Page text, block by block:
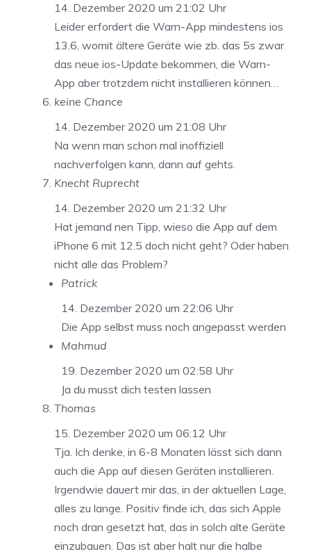
14. Dezember 2020 um 21:02 Uhr
Leider erfordert die Warn-App mindestens ios
13.6, womit ältere Geräte wie zb. das 5s zwar
das neue ios-Update bekommen, die Warn-
App aber trotzdem nicht installieren können…
keine Chance
14. Dezember 2020 um 21:08 Uhr
Na wenn man schon mal inoffiziell
nachverfolgen kann, dann auf gehts.
Knecht Ruprecht
14. Dezember 2020 um 21:32 Uhr
Hat jemand nen Tipp, wieso die App auf dem
iPhone 6 mit 12.5 doch nicht geht? Oder haben
nicht alle das Problem?
Patrick
14. Dezember 2020 um 22:06 Uhr
Die App selbst muss noch angepasst werden
Mahmud
19. Dezember 2020 um 02:58 Uhr
Ja du musst dich testen lassen
Thomas
15. Dezember 2020 um 06:12 Uhr
Tja. Ich denke, in 6-8 Monaten lässt sich dann
auch die App auf diesen Geräten installieren.
Irgendwie dauert mir das, in der aktuellen Lage,
alles zu lange. Positiv finde ich, das sich Apple
noch dran gesetzt hat, das in solch alte Geräte
einzubauen. Das ist aber halt nur die halbe